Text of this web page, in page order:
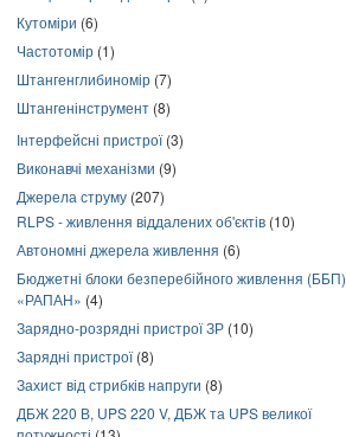
Кутоміри (6)
Частотомір (1)
Штангенглибиномір (7)
Штангенінструмент (8)
Інтерфейсні пристрої(3)
Виконавчі механізми (9)
Джерела струму (207)
RLPS - живлення віддалених об'єктів (10)
Автономні джерела живлення (6)
Бюджетні блоки безперебійного живлення (ББП)
«РАПАН» (4)
Зарядно-розрядні пристрої ЗР (10)
Зарядні пристрої(8)
Захист від стрибків напруги (8)
ДБЖ 220 В, UPS 220 V, ДБЖ та UPS великої